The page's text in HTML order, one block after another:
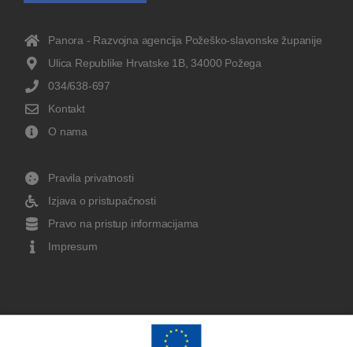
Panora - Razvojna agencija Požeško-slavonske županije
Ulica Republike Hrvatske 1B, 34000 Požega
034/638-697
Kontakt
O nama
Pravila privatnosti
Izjava o pristupačnosti
Pravo na pristup informacijama
Impresum